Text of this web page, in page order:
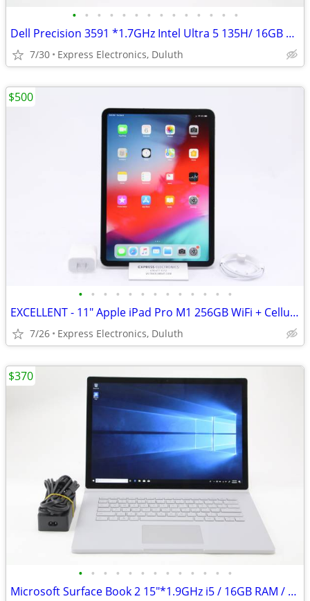
• • • • • • • • • • • • • •
Dell Precision 3591 *1.7GHz Intel Ultra 5 135H/ 16GB RAM/ 512GB SSD*
7/30 Express Electronics, Duluth
• • • • • • • • • • • • •
EXCELLENT - 11" Apple iPad Pro M1 256GB WiFi + Cellular *UNLOCKED*
7/26 Express Electronics, Duluth
$500
• • • • • • • • • • • • •
Microsoft Surface Book 2 15"*1.9GHz i5 / 16GB RAM / 256GB SSD*
$370